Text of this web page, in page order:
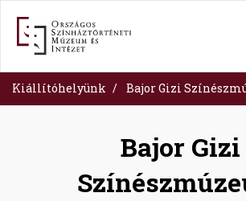
tartalomra
Kiállítóhelyünk Bajor Gizi
Bajor Gizi